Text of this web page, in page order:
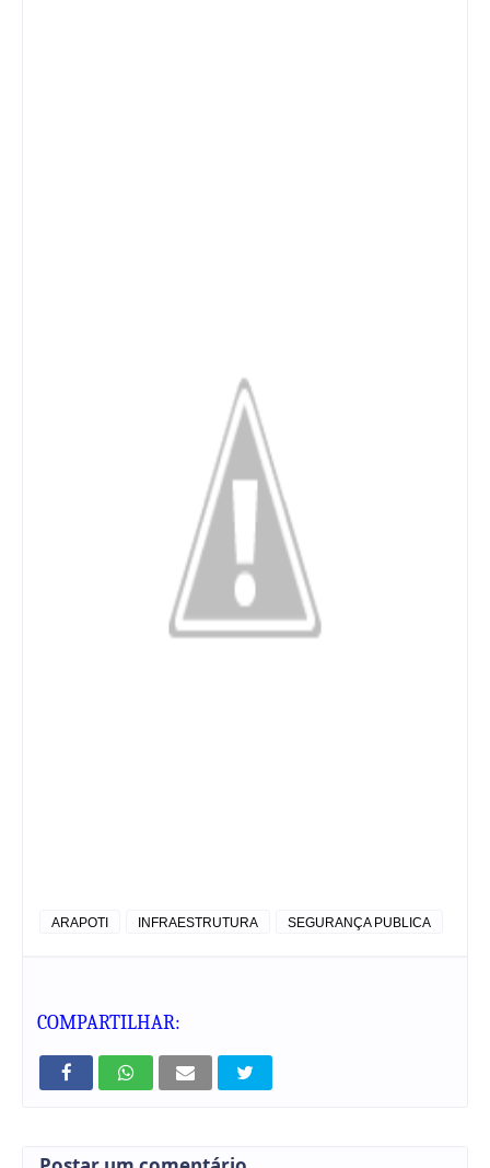
ARAPOTI INFRAESTRUTURA SEGURANÇA PUBLICA
COMPARTILHAR: